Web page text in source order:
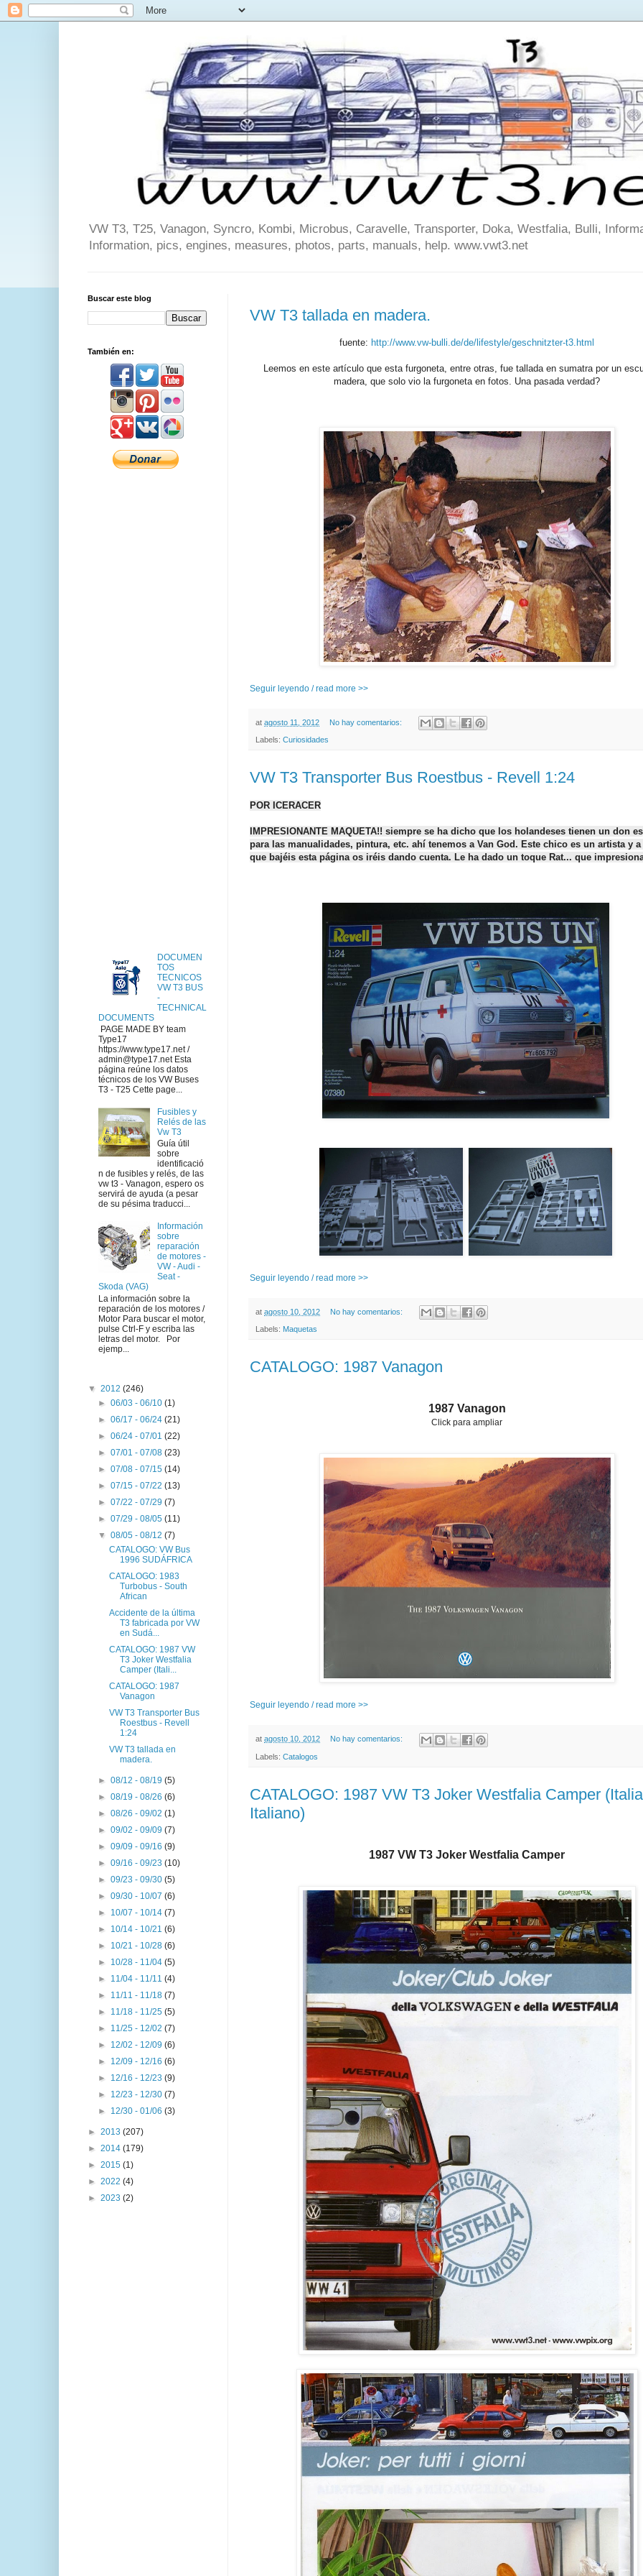
VW T3, T25, Vanagon, Syncro, Kombi, Microbus, Caravelle, Transporter, Doka, Westfalia, Bulli,
Information, pics, engines, measures, photos, parts, manuals, help. www.vwt3.net
VW T3 tallada en madera.
fuente: http://www.vw-bulli.de/de/lifestyle/geschnitzter-t3.html
Leemos en este artículo que esta furgoneta, entre otras, fue tallada en sumatra por un
madera, que solo vio la furgoneta en fotos. Una pasada verdad?
Seguir leyendo / read more >>
at agosto 11, 2012 No hay comentarios:
Labels: Curiosidades
VW T3 Transporter Bus Roestbus - Revell 1:24
POR ICERACER
IMPRESIONANTE MAQUETA!! siempre se ha dicho que los holandeses tienen un don
para las manualidades, pintura, etc. ahí tenemos a Van God. Este chico es un artista y
que bajéis esta página os iréis dando cuenta. Le ha dado un toque Rat... que
Seguir leyendo / read more >>
at agosto 10, 2012 No hay comentarios:
Labels: Maquetas
CATALOGO: 1987 Vanagon
1987 Vanagon
Click para ampliar
Seguir leyendo / read more >>
at agosto 10, 2012 No hay comentarios:
Labels: Catalogos
CATALOGO: 1987 VW T3 Joker Westfalia Camper
Italiano)
1987 VW T3 Joker Westfalia Camper
Buscar este blog
También en:
DOCUMEN
TOS
TECNICOS
VW T3 BUS
-
TECHNICAL
DOCUMENTS
PAGE MADE BY team
Type17
https://www.type17.net /
admin@type17.net Esta
página reúne los datos
técnicos de los VW Buses
T3 - T25 Cette page...
Fusibles y
Relés de las
Vw T3
Guía útil
sobre
identificació
n de fusibles y relés, de las
vw t3 - Vanagon, espero os
servirá de ayuda (a pesar
de su pésima traducci...
Información
sobre
reparación
de motores -
VW - Audi -
Seat -
Skoda (VAG)
La información sobre la
reparación de los motores /
Motor Para buscar el motor,
pulse Ctrl-F y escriba las
letras del motor. Por
ejemp...
▼ 2012 (246)
►06/03 - 06/10(1)
►06/17 - 06/24(21)
►06/24 - 07/01(22)
►07/01 - 07/08(23)
►07/08 - 07/15(14)
►07/15 - 07/22(13)
►07/22 - 07/29(7)
►07/29 - 08/05(11)
▼08/05 - 08/12(7)
CATALOGO: VW Bus
1996 SUDÁFRICA
CATALOGO: 1983
Turbobus - South
African
Accidente de la última
T3 fabricada por VW
en Sudá...
CATALOGO: 1987 VW
T3 Joker Westfalia
Camper (Itali...
CATALOGO: 1987
Vanagon
VW T3 Transporter Bus
Roestbus - Revell
1:24
VW T3 tallada en
madera.
►08/12 - 08/19(5)
►08/19 - 08/26(6)
►08/26 - 09/02(1)
►09/02 - 09/09(7)
►09/09 - 09/16(9)
►09/16 - 09/23(10)
►09/23 - 09/30(5)
►09/30 - 10/07(6)
► 10/07 - 10/14(7)
► 10/14 - 10/21(6)
► 10/21 - 10/28(6)
► 10/28 - 11/04(5)
► 11/04 - 11/11(4)
► 11/11 - 11/18(7)
► 11/18 - 11/25(5)
► 11/25 - 12/02(7)
► 12/02 - 12/09(6)
► 12/09 - 12/16(6)
► 12/16 - 12/23(9)
► 12/23 - 12/30(7)
► 12/30 - 01/06(3)
► 2013 (207)
► 2014 (179)
► 2015 (1)
► 2022 (4)
► 2023 (2)